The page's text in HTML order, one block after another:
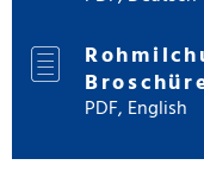
PDF, English